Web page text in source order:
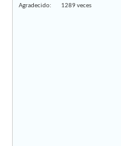
Agradecido
1289 veces